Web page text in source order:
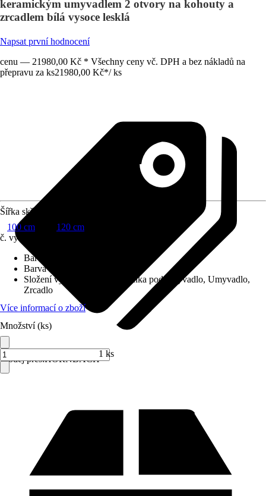
keramickým umyvadlem 2 otvory na kohouty a
zrcadlem bílá vysoce lesklá
Napsat první hodnocení
cenu — 21980,00 Kč * Všechny ceny vč. DPH a bez nákladů na
přepravu za ks21980,00 Kč*/ ks
Prodej přes:HORNBACH
Šířka skříňky
100 cm
120 cm
č. výrobku
Barva čela
Barva korpusu
Složení výrobku
Spodní skříňka pod umyvadlo, Umyvadlo,
Zrcadlo
Více informací o zboží
Množství (ks)
1 ks